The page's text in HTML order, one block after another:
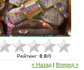
Рейтинг: 0.0/0
« Назад Вперед »